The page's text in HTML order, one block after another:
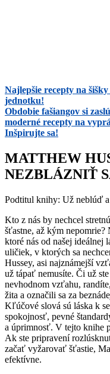
Najlepšie recepty na
jednotku!
Obdobie fašiangov si
moderné recepty na
Inšpirujte sa!
MATTHEW
NEZBLÁZNIŤ
Podtitul knihy: Už neblúď
Kto z nás by nechcel
šťastne, až kým nepomrie?
ktoré nás od našej
uličiek, v ktorých sa
Hussey, asi najznámejší
už tápať nemusíte. Či už
nevhodnom vzťahu,
žita a označili sa za
Kľúčové slová sú láska k
spokojnosť, pevné
a úprimnosť. V tejto knihe
Ak ste pripravení
začať vyžarovať šťastie,
efektívne.